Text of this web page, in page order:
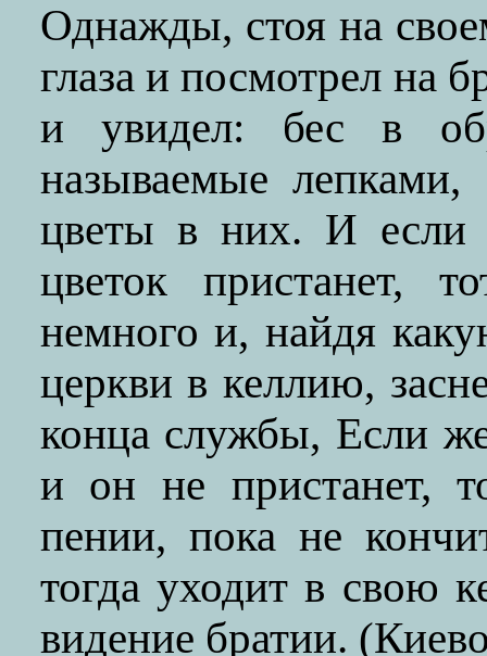
Однажды, стоя на
глаза и посмотрел на
и увидел: бес в
называемые
цветы в них. И
цветок пристанет,
немного и, найдя
церкви в келлию,
конца службы, Если
и он не пристанет,
пении, пока не
тогда уходит в свою
видение братии.